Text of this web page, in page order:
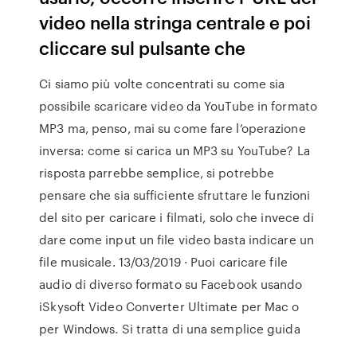
video nella stringa centrale e poi
cliccare sul pulsante che
Ci siamo più volte concentrati su come sia
possibile scaricare video da YouTube in formato
MP3 ma, penso, mai su come fare l’operazione
inversa: come si carica un MP3 su YouTube? La
risposta parrebbe semplice, si potrebbe
pensare che sia sufficiente sfruttare le funzioni
del sito per caricare i filmati, solo che invece di
dare come input un file video basta indicare un
file musicale. 13/03/2019 · Puoi caricare file
audio di diverso formato su Facebook usando
iSkysoft Video Converter Ultimate per Mac o
per Windows. Si tratta di una semplice guida